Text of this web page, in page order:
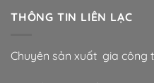
THÔNG TIN LIÊN LẠC
Chuyên sản xuất gia công